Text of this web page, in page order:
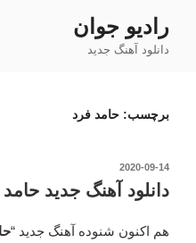
محتوا
رادیو جوان
دانلود آهنگ جدید
برچسب: حامد فرد
نوشته‌شده
2020-09-14
دانلود آهنگ جدید
هم اکنون شنوده آهنگ جدید “